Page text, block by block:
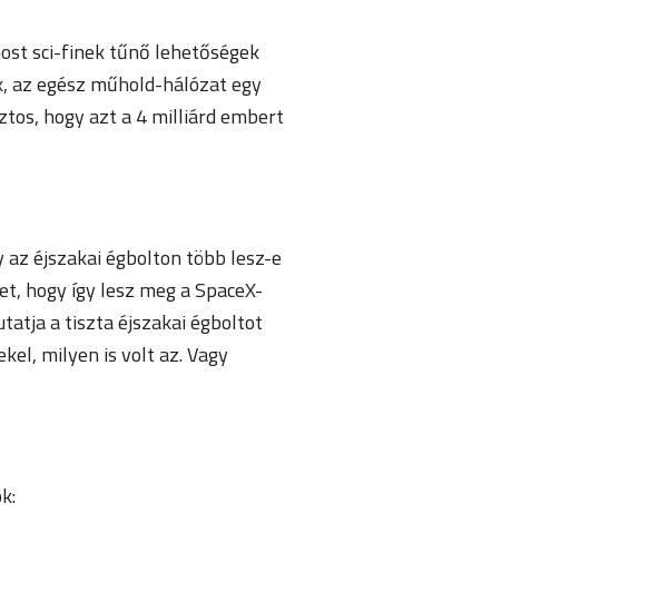
sci-finek tűnő lehetőségek
az egész műhold-hálózat egy
hogy azt a 4 milliárd embert
az éjszakai égbolton több lesz-e
hogy így lesz meg a SpaceX-
a tiszta éjszakai égboltot
milyen is volt az. Vagy